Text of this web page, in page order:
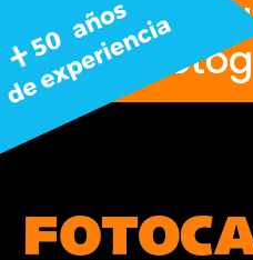
Nos